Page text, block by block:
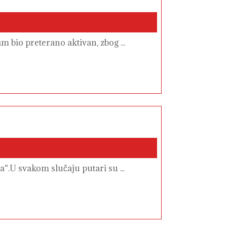
bio preterano aktivan, zbog ...
svakom slučaju putari su ...